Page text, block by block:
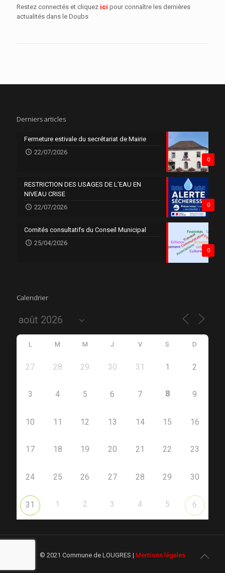
Restez connectés et cliquez ici pour connaître les dernières
actualités dans le Doubs
Derniers articles
0
Fermeture estivale du secrétariat de Mairie
22/07/2026
0
RESTRICTION DES USAGES DE L’EAU EN
NIVEAU CRISE
22/07/2026
0
Comités consultatifs du Conseil Municipal
25/04/2026
Calendrier
L M M J V S D
27 28 29 30 31 1 2
3 4 5 6 7 8 9
10 11 12 13 14 15 16
17 18 19 20 21 22 23
24 25 26 27 28 29 30
31 1 2 3 4 5 6
© 2021 Commune de LOUGRES | Mentions légales